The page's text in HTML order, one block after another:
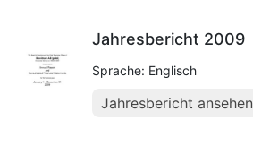
Jahresbericht 2009
Sprache: Englisch
Jahresbericht ansehen